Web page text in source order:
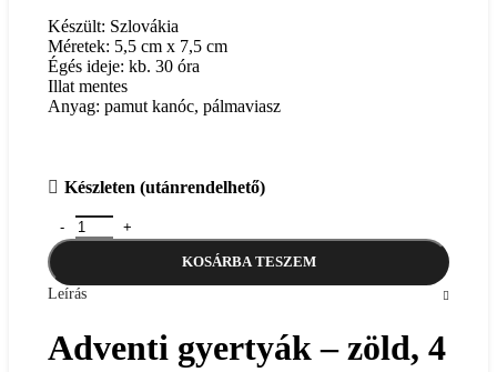
Készült: Szlovákia
Méretek: 5,5 cm x 7,5 cm
Égés ideje: kb. 30 óra
Illat mentes
Anyag: pamut kanóc, pálmaviasz
Készleten (utánrendelhető)
Adventi gyertyák - zöld, 4 db mennyiség
KOSÁRBA TESZEM
Leírás
Adventi gyertyák – zöld, 4